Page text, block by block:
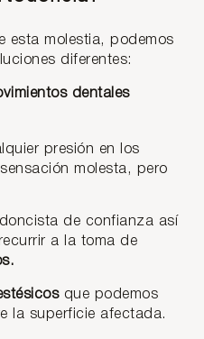
esta molestia, podemos
diferentes:
dentales
presión en los
molesta, pero
de confianza así
a la toma de
que podemos
la superficie afectada.